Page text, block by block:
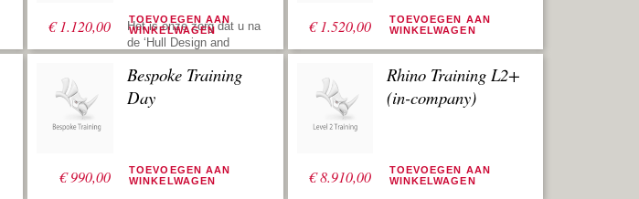
€1.120,00
Het is onze zorg dat u na
de ‘Hull Design and
mogelijk productief wordt.
Project support betekent
dat u ons inhuurt voor het
romp of een reconstructie
TOEVOEGEN AAN
WINKELWAGEN
€1.520,00
TOEVOEGEN AAN
WINKELWAGEN
€990,00
Bespoke Training
Day
TOEVOEGEN AAN
WINKELWAGEN
€8.910,00
Rhino Training L2+
(in-company)
TOEVOEGEN AAN
WINKELWAGEN